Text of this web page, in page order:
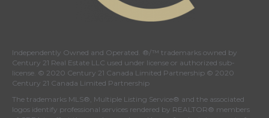
Independently Owned and Operated. ®/™ trademarks owned by
Century 21 Real Estate LLC used under license or authorized sub-
license. © 2020 Century 21 Canada Limited Partnership © 2020
Century 21 Canada Limited Partnership
The trademarks MLS®, Multiple Listing Service® and the associated
logos identify professional services rendered by REALTOR® members